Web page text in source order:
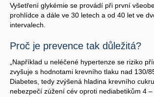
Vyšetření glykémie se provádí při první
prohlídce a dále ve 30 letech a od 40 let ve
intervalech.
Proč je prevence tak důležitá?
„Například u neléčené hypertenze se riziko
zvyšuje s hodnotami krevního tlaku nad 130/
Diabetes, tedy zvýšená hladina krevního
nebezpečí zúžení cév oproti nediabetikům 4